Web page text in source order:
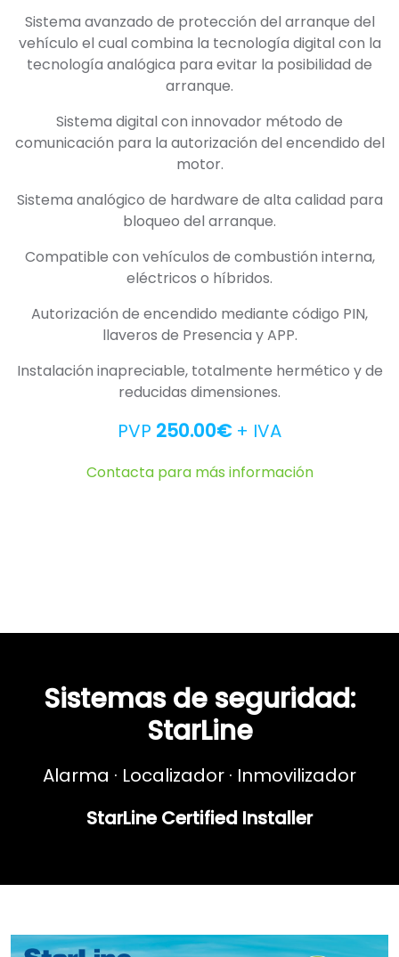
Sistema avanzado de protección del arranque del
vehículo el cual combina la tecnología digital con la
tecnología analógica para evitar la posibilidad de
arranque.
Sistema digital con innovador método de
comunicación para la autorización del encendido del
motor.
Sistema analógico de hardware de alta calidad para
bloqueo del arranque.
Compatible con vehículos de combustión interna,
eléctricos o híbridos.
Autorización de encendido mediante código PIN,
llaveros de Presencia y APP.
Instalación inapreciable, totalmente hermético y de
reducidas dimensiones.
PVP 250.00€ + IVA
Contacta para más información
Sistemas de seguridad:
StarLine
Alarma · Localizador · Inmovilizador
StarLine Certified Installer